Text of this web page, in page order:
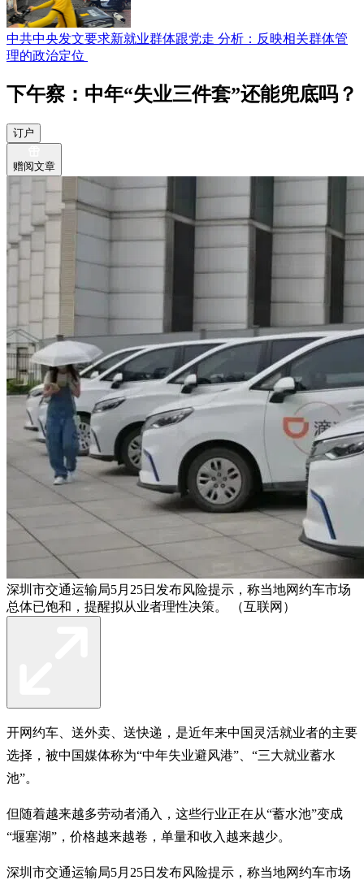
中共中央发文要求新就业群体跟党走 分析：反映相关群体管
理的政治定位
下午察：中年“失业三件套”还能兜底吗？
订户
赠阅文章
深圳市交通运输局5月25日发布风险提示，称当地网约车市场
总体已饱和，提醒拟从业者理性决策。 （互联网）
开网约车、送外卖、送快递，是近年来中国灵活就业者的主要
选择，被中国媒体称为“中年失业避风港”、“三大就业蓄水
池”。
但随着越来越多劳动者涌入，这些行业正在从“蓄水池”变成
“堰塞湖”，价格越来越卷，单量和收入越来越少。
深圳市交通运输局5月25日发布风险提示，称当地网约车市场